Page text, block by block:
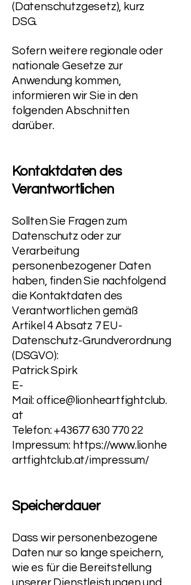
(Datenschutzgesetz), kurz
DSG.
Sofern weitere regionale oder
nationale Gesetze zur
Anwendung kommen,
informieren wir Sie in den
folgenden Abschnitten
darüber.
Kontaktdaten des
Verantwortlichen
Sollten Sie Fragen zum
Datenschutz oder zur
Verarbeitung
personenbezogener Daten
haben, finden Sie nachfolgend
die Kontaktdaten des
Verantwortlichen gemäß
Artikel 4 Absatz 7 EU-
Datenschutz-Grundverordnung
(DSGVO):
Patrick Spirk
E-
Mail: office@lionheartfightclub.
at
Telefon: +43677 630 770 22
Impressum: https://www.lionhe
artfightclub.at/impressum/
Speicherdauer
Dass wir personenbezogene
Daten nur so lange speichern,
wie es für die Bereitstellung
unserer Dienstleistungen und